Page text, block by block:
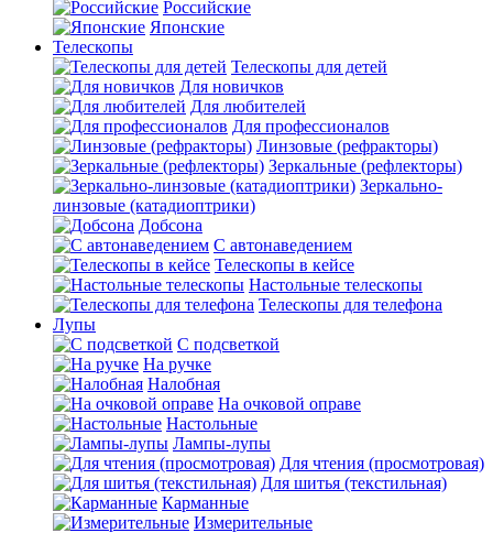
Российские
Японские
Телескопы
Телескопы для детей
Для новичков
Для любителей
Для профессионалов
Линзовые (рефракторы)
Зеркальные (рефлекторы)
Зеркально-
линзовые (катадиоптрики)
Добсона
С автонаведением
Телескопы в кейсе
Настольные телескопы
Телескопы для телефона
Лупы
С подсветкой
На ручке
Налобная
На очковой оправе
Настольные
Лампы-лупы
Для чтения (просмотровая)
Для шитья (текстильная)
Карманные
Измерительные